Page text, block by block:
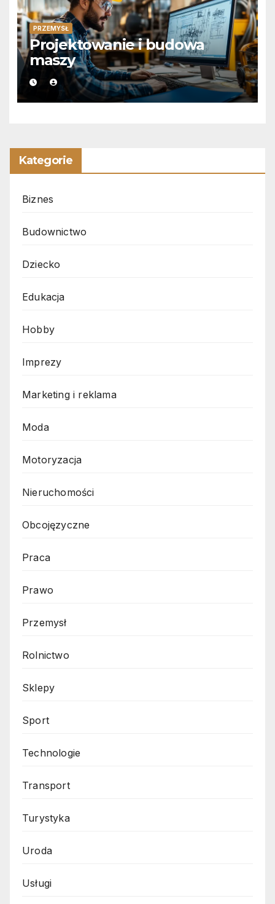
PRZEMYSŁ
Projektowanie i budowa
maszy
Kategorie
Biznes
Budownictwo
Dziecko
Edukacja
Hobby
Imprezy
Marketing i reklama
Moda
Motoryzacja
Nieruchomości
Obcojęzyczne
Praca
Prawo
Przemysł
Rolnictwo
Sklepy
Sport
Technologie
Transport
Turystyka
Uroda
Usługi